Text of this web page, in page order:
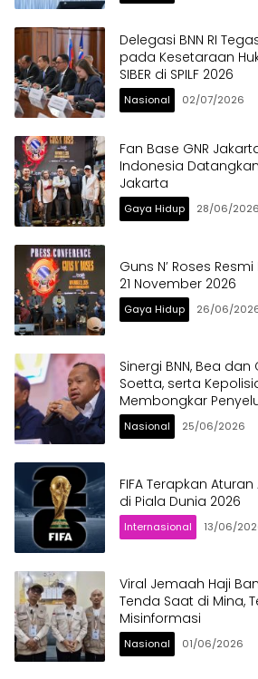
Delegasi BNN RI
pada Kesetaraan
SIBER di SPILF 2026
Nasional 02/07/2026
Fan Base GNR
Indonesia Datangkan
Jakarta
Gaya Hidup 28/06/2026
Guns N’ Roses
21 November 2026
Gaya Hidup 26/06/
Sinergi BNN, Bea
Soetta, serta
Membongkar
Nasional 25/06/2026
FIFA Terapkan
di Piala Dunia 2026
Internasional 13/06/
Viral Jemaah Haji
Tenda Saat di Mina,
Misinformasi
Nasional 01/06/2026